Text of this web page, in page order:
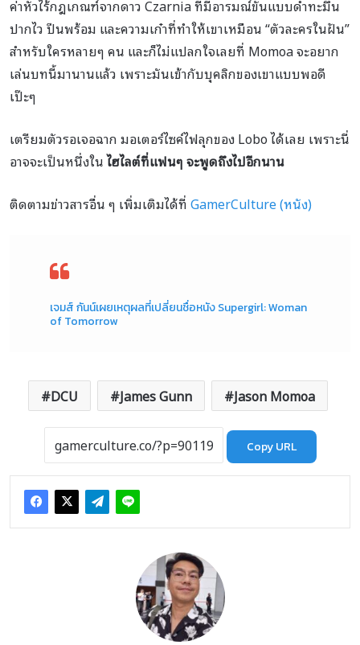
ค่าหัวไร้กฎเกณฑ์จากดาว Czarnia ที่มีอารมณ์ขันแบบดำทะมึน
ปากไว ปืนพร้อม และความเก๋าที่ทำให้เขาเหมือน “ตัวละครในฝัน”
สำหรับใครหลายๆ คน และก็ไม่แปลกใจเลยที่ Momoa จะอยาก
เล่นบทนี้มานานแล้ว เพราะมันเข้ากับบุคลิกของเขาแบบพอดี
เป๊ะๆ
เตรียมตัวรอเจอฉาก มอเตอร์ไซค์ไฟลุกของ Lobo ได้เลย เพราะนี่
อาจจะเป็นหนึ่งในไฮไลต์ที่แฟนๆ จะพูดถึงไปอีกนาน
ติดตามข่าวสารอื่น ๆ เพิ่มเติมได้ที่GamerCulture (หนัง)
เจมส์ กันน์เผยเหตุผลที่เปลี่ยนชื่อหนัง Supergirl: Woman
of Tomorrow
DCU James Gunn Jason Momoa
Copy URL